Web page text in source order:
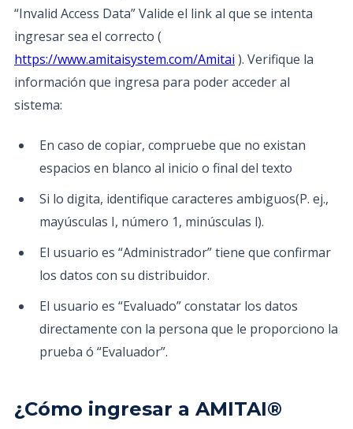
“Invalid Access Data” Valide el link al que se intenta
ingresar sea el correcto (
https://www.amitaisystem.com/Amitai ). Verifique la
información que ingresa para poder acceder al
sistema:
En caso de copiar, compruebe que no existan
espacios en blanco al inicio o final del texto
Si lo digita, identifique caracteres ambiguos(P. ej.,
mayúsculas I, número 1, minúsculas l).
El usuario es “Administrador” tiene que confirmar
los datos con su distribuidor.
El usuario es “Evaluado” constatar los datos
directamente con la persona que le proporciono la
prueba ó “Evaluador”.
¿Cómo ingresar a AMITAI®